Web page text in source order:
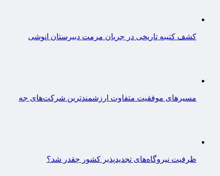
کشف کتیبه تاریخی در جریان مرمت دبیرستان انوشی
مسیرهای موفقیت متفاوت ارزشمندترین شرکت‌های جه
ظرفیت نیروگاه‌های تجدیدپذیر کشور چقدر شد؟